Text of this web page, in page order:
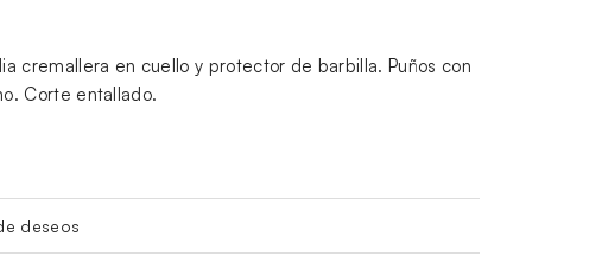
cremallera en cuello y protector de barbilla. Puños con
Corte entallado.
deseos